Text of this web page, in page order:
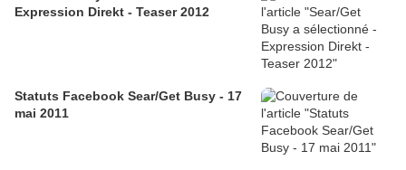
Expression Direkt - Teaser 2012
Statuts Facebook Sear/Get Busy - 17
mai 2011